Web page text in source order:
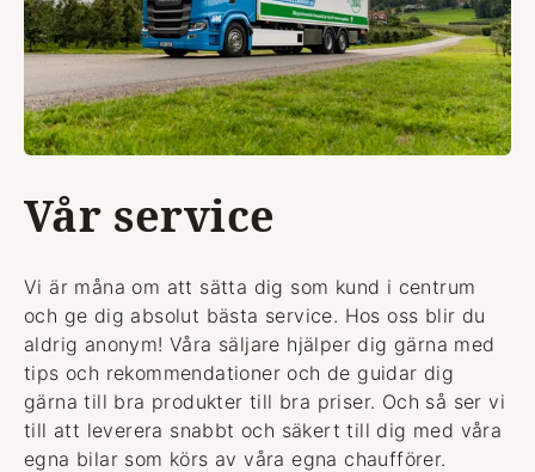
Vår service
Vi är måna om att sätta dig som kund i centrum
och ge dig absolut bästa service. Hos oss blir du
aldrig anonym! Våra säljare hjälper dig gärna med
tips och rekommendationer och de guidar dig
gärna till bra produkter till bra priser. Och så ser vi
till att leverera snabbt och säkert till dig med våra
egna bilar som körs av våra egna chaufförer.